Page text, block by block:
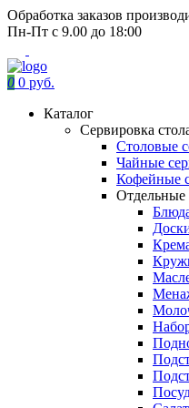
Обработка заказов
Пн-Пт с 9.00 до 18:00
0 0 руб.
Каталог
Сервировка
Столовые
Чайные
Кофейные
Отдельные